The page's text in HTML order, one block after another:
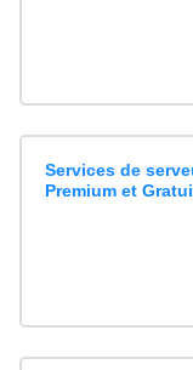
Services de
Premium et